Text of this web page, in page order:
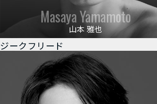
Masaya Yamamoto
山本 雅也
ジークフリード